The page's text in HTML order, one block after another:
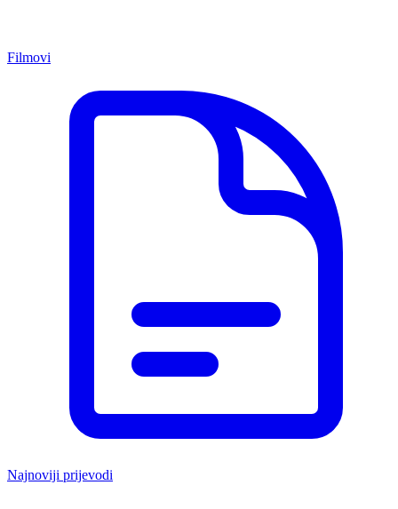
Filmovi
Najnoviji prijevodi